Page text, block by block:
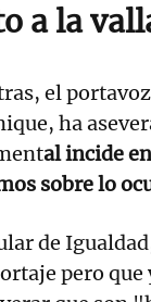
a la
el
ha
al incide
sobre lo
de
pero que